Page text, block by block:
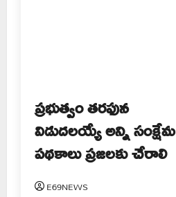
ప్రభుత్వం తరఫున
విడుదలయ్యే అన్ని సంక్షేమ
పథకాలు ప్రజలకు చేరాలి
E69NEWS